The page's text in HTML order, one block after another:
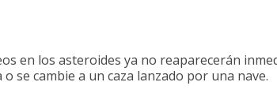
en los asteroides ya no reaparecerán
se cambie a un caza lanzado por una nave.